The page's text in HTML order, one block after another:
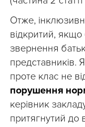
Отже,
відкритий, якщо
звернення
представників.
проте клас не
порушення
керівник
притягнутий до